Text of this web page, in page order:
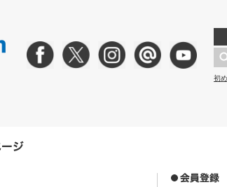
初